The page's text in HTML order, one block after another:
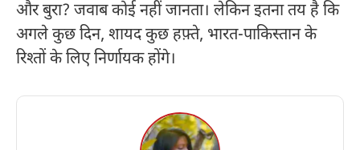
और बुरा? जवाब कोई नहीं जानता। लेकिन इतना तय है कि
अगले कुछ दिन, शायद कुछ हफ़्ते, भारत-पाकिस्तान के
रिश्तों के लिए निर्णायक होंगे।